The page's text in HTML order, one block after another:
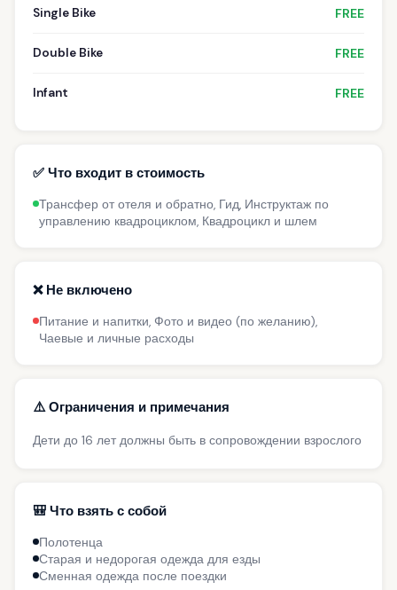
Single Bike FREE
Double Bike FREE
Infant FREE
✅ Что входит в стоимость
Трансфер от отеля и обратно, Гид, Инструктаж по
управлению квадроциклом, Квадроцикл и шлем
❌ Не включено
Питание и напитки, Фото и видео (по желанию),
Чаевые и личные расходы
⚠️ Ограничения и примечания
Дети до 16 лет должны быть в сопровождении взрослого
🎒 Что взять с собой
Полотенца
Старая и недорогая одежда для езды
Сменная одежда после поездки